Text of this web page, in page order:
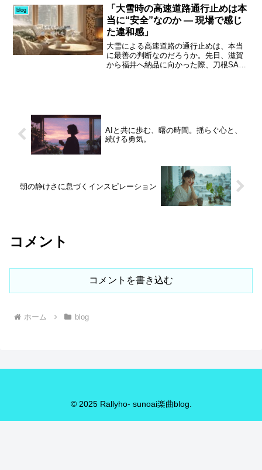
ト。思うように数字が伸びないと不安に
もなるけれど、「これから一気に伸びる
か？…行く？……行かへんのかーい！」
みたいな、大阪のノリで笑い飛ばせるく
らいの余裕も大事やな、と感じていま
す。もちろん、ゆるくてもいいから結果
が出ればもっと楽しい。でも今はこれで
いい。何事も経験で、全部が自分の糧に
援してくれた人たちに胸を張れる日が必
ず来る。だから今日も前へ進もう。さ
あ、一緒にやりましょう。おーっ！
blog
「大雪時の高速道路通行止めは本
当に“安全”なのか ― 現場で感じ
た違和感」
大雪による高速道路の通行止めは、本当
に最善の判断なのだろうか。先日、滋賀
から福井へ納品に向かった際、刀根SA付
方で、帰路では高速が通行止めとなり、
一般道へ迂回。除雪の不十分な道、水が
じる場面が続いた。事故防止のための規
制は理解できるが、「止めること」自体
が本当に安全につながっているのか。雪
国ならではの設備と現場の実情を踏ま
え、改めて考えたい。
AIと共に歩む、曙の時間。揺らぐ心と、
続ける勇気。
朝の静けさに息づくインスピレーション
コメント
コメントを書き込む
ホーム blog
© 2025 Rallyho- sunoai楽曲blog.